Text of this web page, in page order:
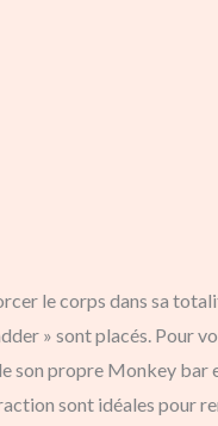
le corps dans sa
» sont placés. Pour
son propre Monkey bar
sont idéales pour